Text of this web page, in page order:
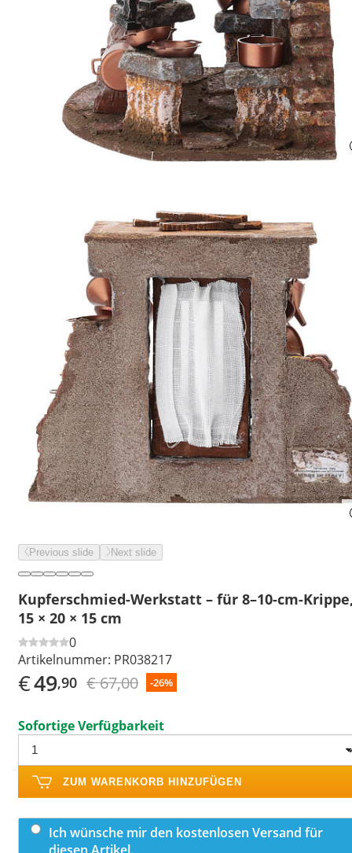
Previous slide Next slide
Kupferschmied-Werkstatt – für 8–10-cm-
15 × 20 × 15 cm
0
Artikelnummer: PR038217
€49,90 € 67,00 -26%
Sofortige Verfügbarkeit
ZUM WARENKORB HINZUFÜGEN
Ich wünsche mir den kostenlosen Versand für